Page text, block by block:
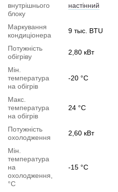
внутрішнього
блоку
настінний
Маркування
кондиціонера
9 тыс. BTU
Потужність
обігріву
2,80 кВт
Мін.
температура
на обігрів
-20 °С
Макс.
температура
на обігрів
24 °С
Потужність
охолодження
2,60 кВт
Мін.
температура
на
охолодження,
°C
-15 °С